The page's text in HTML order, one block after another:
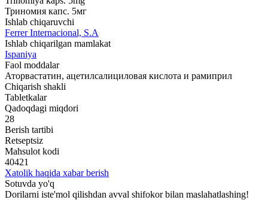
Триномия капс. 5мг
Ishlab chiqaruvchi
Ferrer Internacional, S.A
Ishlab chiqarilgan mamlakat
Ispaniya
Faol moddalar
Аторвастатин, ацетилсалициловая кислота и рамиприл
Chiqarish shakli
Tabletkalar
Qadoqdagi miqdori
28
Berish tartibi
Retseptsiz
Mahsulot kodi
40421
Xatolik haqida xabar berish
Sotuvda yo'q
Dorilarni iste'mol qilishdan avval shifokor bilan maslahatlashing!